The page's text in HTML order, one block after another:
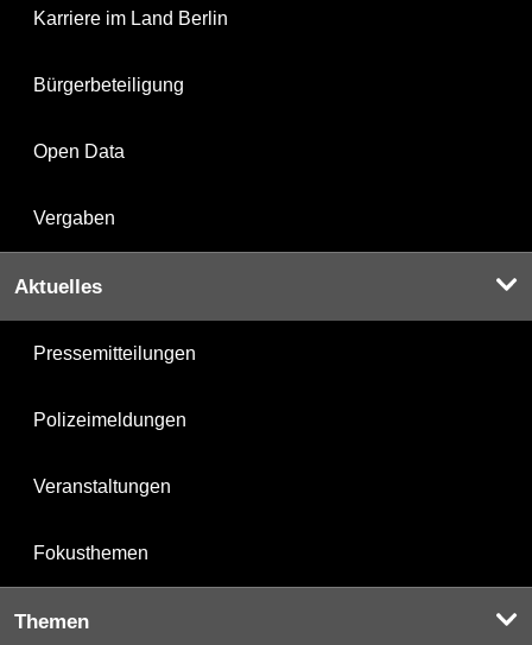
Karriere im Land Berlin
Bürgerbeteiligung
Open Data
Vergaben
Aktuelles
Pressemitteilungen
Polizeimeldungen
Veranstaltungen
Fokusthemen
Themen